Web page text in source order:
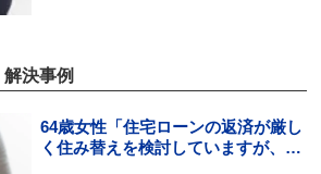
解決事例
64歳女性「住宅ローンの返済が厳し
く住み替えを検討していますが、頭